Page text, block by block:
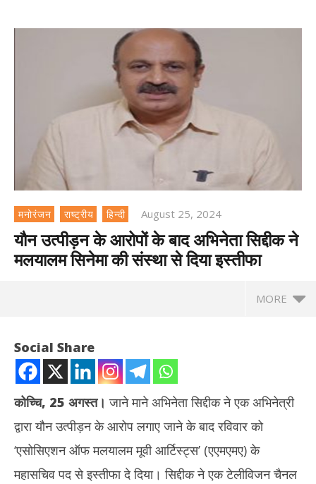
मनोरंजन राष्ट्रीय हिन्दी August 25, 2024
यौन उत्पीड़न के आरोपों के बाद अभिनेता सिद्दीक ने
मलयालम सिनेमा की संस्था से दिया इस्तीफा
MORE
Social Share
कोच्चि, 25 अगस्त। जाने माने अभिनेता सिद्दीक ने एक अभिनेत्री
द्वारा यौन उत्पीड़न के आरोप लगाए जाने के बाद रविवार को
‘एसोसिएशन ऑफ मलयालम मूवी आर्टिस्ट्स’ (एएमएमए) के
महासचिव पद से इस्तीफा दे दिया। सिद्दीक ने एक टेलीविजन चैनल